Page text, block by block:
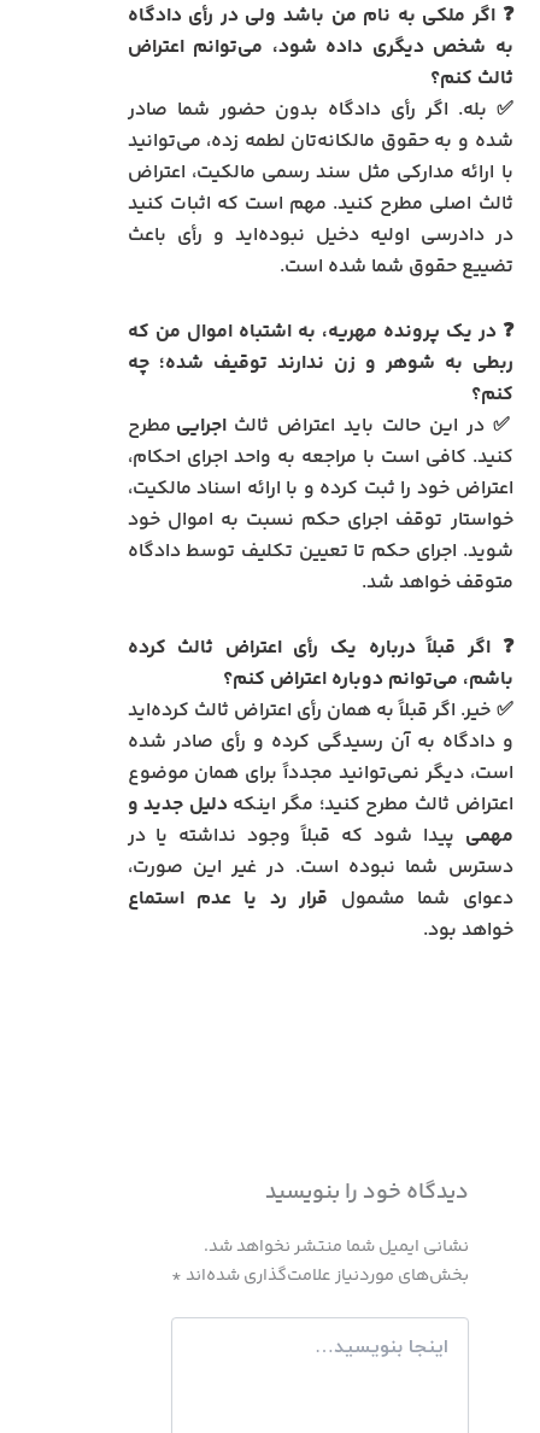
❓ اگر ملکی به نام من باشد ولی در رأی دادگاه
به شخص دیگری داده شود، می‌توانم اعتراض
ثالث کنم؟
✅ بله. اگر رأی دادگاه بدون حضور شما صادر
شده و به حقوق مالکانه‌تان لطمه زده، می‌توانید
با ارائه مدارکی مثل سند رسمی مالکیت، اعتراض
ثالث اصلی مطرح کنید. مهم است که اثبات کنید
در دادرسی اولیه دخیل نبوده‌اید و رأی باعث
تضییع حقوق شما شده است.
❓ در یک پرونده مهریه، به اشتباه اموال من که
ربطی به شوهر و زن ندارند توقیف شده؛ چه
کنم؟
✅ در این حالت باید اعتراض ثالثاجرایی مطرح
کنید. کافی است با مراجعه به واحد اجرای احکام،
اعتراض خود را ثبت کرده و با ارائه اسناد مالکیت،
خواستار توقف اجرای حکم نسبت به اموال خود
شوید. اجرای حکم تا تعیین تکلیف توسط دادگاه
متوقف خواهد شد.
❓ اگر قبلاً درباره یک رأی اعتراض ثالث کرده
باشم، می‌توانم دوباره اعتراض کنم؟
✅ خیر. اگر قبلاً به همان رأی اعتراض ثالث کرده‌اید
و دادگاه به آن رسیدگی کرده و رأی صادر شده
است، دیگر نمی‌توانید مجدداً برای همان موضوع
اعتراض ثالث مطرح کنید؛ مگر اینکهدلیل جدید و
مهمی پیدا شود که قبلاً وجود نداشته یا در
دسترس شما نبوده است. در غیر این صورت،
دعوای شما مشمول قرار رد یا عدم استماع
خواهد بود.
دیدگاه‌ خود را بنویسید
نشانی ایمیل شما منتشر نخواهد شد.
بخش‌های موردنیاز علامت‌گذاری شده‌اند *
اینجا
بنویسید…